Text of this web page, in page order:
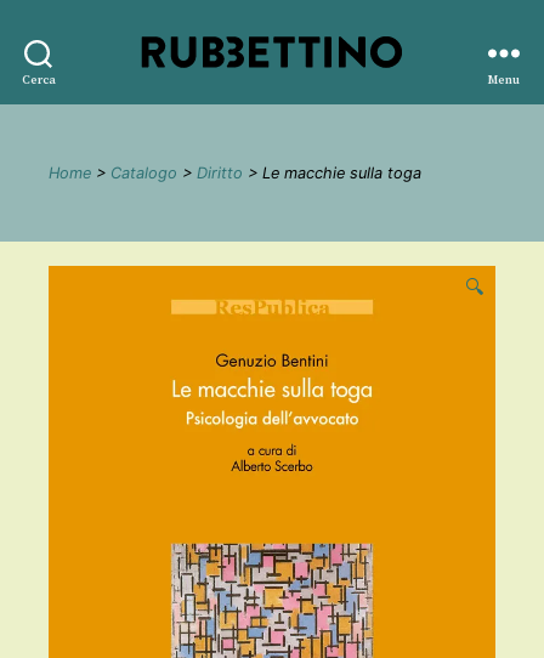
Cerca
editore
Menu
Home > Catalogo > Diritto > Le macchie sulla toga
🔍